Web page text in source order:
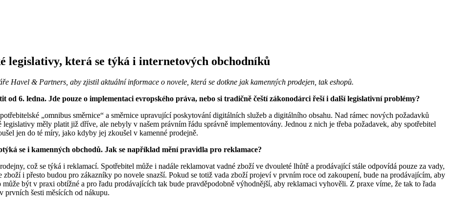
legislativy, která se týká i internetových obchodníků
Havel & Partners, aby zjistil aktuální informace o novele, která se dotkne jak kamenných prodejen, tak eshopů.
od 6. ledna. Jde pouze o implementaci evropského práva, nebo si tradičně čeští zákonodárci řeší i další legislativní problémy?
„omnibus směrnice“ a směrnice upravující poskytování digitálních služeb a digitálního obsahu. Nad rámec nových požadavků
měly platit již dříve, ale nebyly v našem právním řádu správně implementovány. Jednou z nich je třeba požadavek, aby spotřebitel
jen do té míry, jako kdyby jej zkoušel v kamenné prodejně.
se i kamenných obchodů. Jak se například mění pravidla pro reklamace?
což se týká i reklamací. Spotřebitel může i nadále reklamovat vadné zboží ve dvouleté lhůtě a prodávající stále odpovídá pouze za vady,
i přesto budou pro zákazníky po novele snazší. Pokud se totiž vada zboží projeví v prvním roce od zakoupení, bude na prodávajícím, aby
být v praxi obtížné a pro řadu prodávajících tak bude pravděpodobně výhodnější, aby reklamaci vyhověli. Z praxe víme, že tak to řada
prvních šesti měsících od nákupu.